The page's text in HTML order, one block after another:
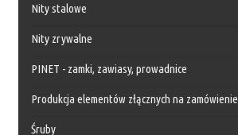
Nity stalowe
Nity zrywalne
PINET - zamki, zawiasy, prowadnice
Produkcja elementów złącznych na zamówienie
Śruby